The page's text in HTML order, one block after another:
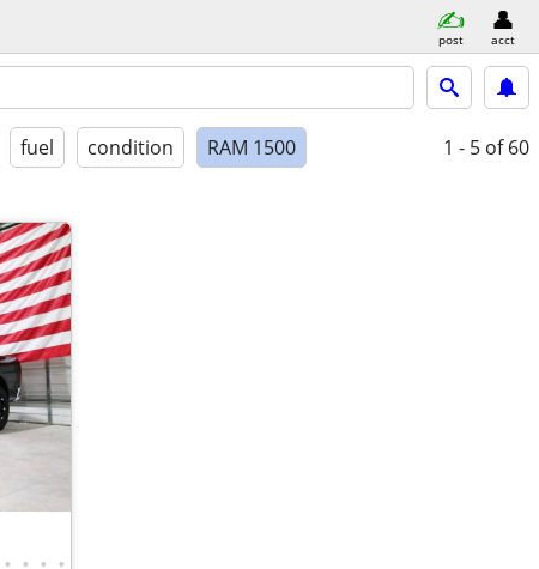
post acct
fuel condition RAM 1500 1 - 5 of 60